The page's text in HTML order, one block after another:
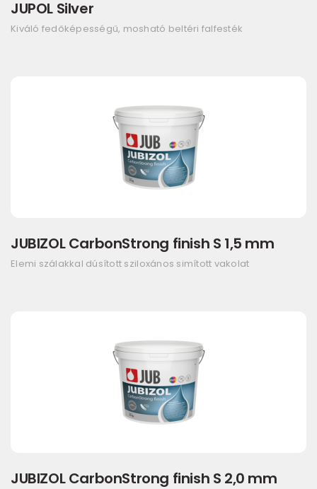
JUPOL Silver
Kiváló fedőképességű, mosható beltéri falfesték
JUBIZOL CarbonStrong finish S 1,5 mm
Elemi szálakkal dúsított sziloxános simított vakolat
JUBIZOL CarbonStrong finish S 2,0 mm